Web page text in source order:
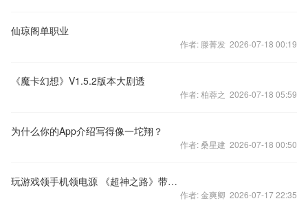
仙琼阁单职业
作者: 滕菁发 2026-07-18 00:19
《魔卡幻想》V1.5.2版本大剧透
作者: 柏蓉之 2026-07-18 05:59
为什么你的App介绍写得像一坨翔？
作者: 桑星建 2026-07-18 00:50
玩游戏领手机领电源 《超神之路》带你飞
作者: 金爽卿 2026-07-17 22:35